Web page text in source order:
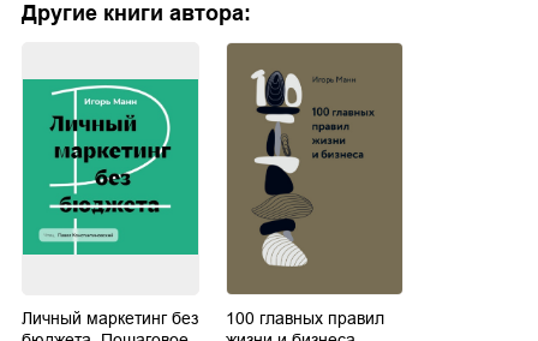
Другие книги автора:
Личный маркетинг без
100 главных правил